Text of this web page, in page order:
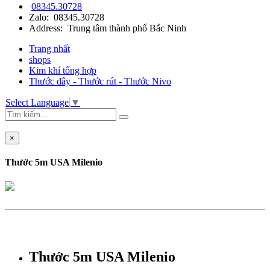
08345.30728
Zalo: 08345.30728
Address: Trung tâm thành phố Bắc Ninh
Trang nhất
shops
Kim khí tổng hợp
Thước dây - Thước rút - Thước Nivo
Select Language ▼
×
Thước 5m USA Milenio
Thước 5m USA Milenio